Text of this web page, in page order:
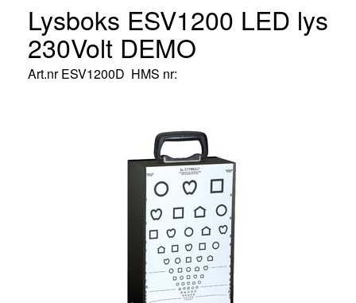
Lysboks ESV1200 LED lys
230Volt DEMO
Art.nrESV1200D HMS nr: